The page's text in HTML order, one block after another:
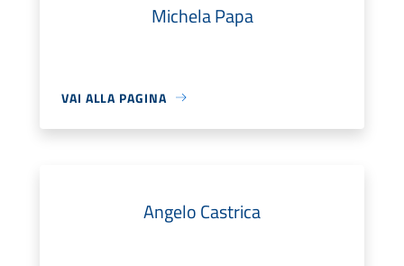
Michela Papa
VAI ALLA PAGINA
Angelo Castrica